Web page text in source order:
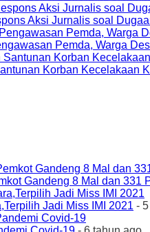
Aksi Jurnalis soal
Pemda, Warga
Korban Kecelakaan
Gandeng 8 Mal dan 331
Jadi Miss IMI 2021 -